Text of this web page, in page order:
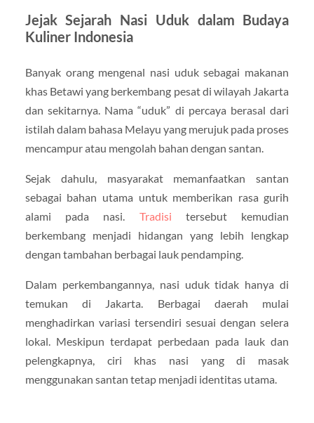
Jejak Sejarah Nasi Uduk dalam Budaya
Kuliner Indonesia
Banyak orang mengenal nasi uduk sebagai makanan
khas Betawi yang berkembang pesat di wilayah Jakarta
dan sekitarnya. Nama “uduk” di percaya berasal dari
istilah dalam bahasa Melayu yang merujuk pada proses
mencampur atau mengolah bahan dengan santan.
Sejak dahulu, masyarakat memanfaatkan santan
sebagai bahan utama untuk memberikan rasa gurih
alami pada nasi. Tradisi tersebut kemudian
berkembang menjadi hidangan yang lebih lengkap
dengan tambahan berbagai lauk pendamping.
Dalam perkembangannya, nasi uduk tidak hanya di
temukan di Jakarta. Berbagai daerah mulai
menghadirkan variasi tersendiri sesuai dengan selera
lokal. Meskipun terdapat perbedaan pada lauk dan
pelengkapnya, ciri khas nasi yang di masak
menggunakan santan tetap menjadi identitas utama.